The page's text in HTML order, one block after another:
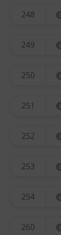
248
249
250
251
252
253
254
260